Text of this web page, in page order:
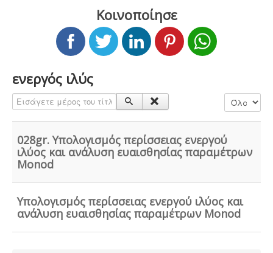
Συλλογή και μεταφορά αποβλήτων -
δραστηριότητα συλλογής και μεταφοράς μη
της σχετικής άδειας. Η άδεια εκδίδεται μετά από
την έγκριση της σχετικής περιβαλλοντικής μελέτης
οργάνωσης του δικτύου συλλογής και μεταφοράς.
Τεχνικός ασφαλείας στην εργασία -
επιχειρήσεις έχουν την υποχρέωση να διαθέτουν
μελέτη επικινδυνότητας από επαγγελματία τεχνικό
ασφαλείας εγγεγραμμένο στο μητρώο της
επιθεώρησης εργασίας (Ν. 3850/10, άρθρα 12, 42, 43)
Κοινοποίησε
ενεργός ιλύς
Εισάγετε μέρος του τίτλου. Εμφάνιση #
028gr. Υπολογισμός περίσσειας ενεργού
ιλύος και ανάλυση ευαισθησίας παραμέτρων
Monod
Υπολογισμός περίσσειας ενεργού ιλύος και
ανάλυση ευαισθησίας παραμέτρων Monod